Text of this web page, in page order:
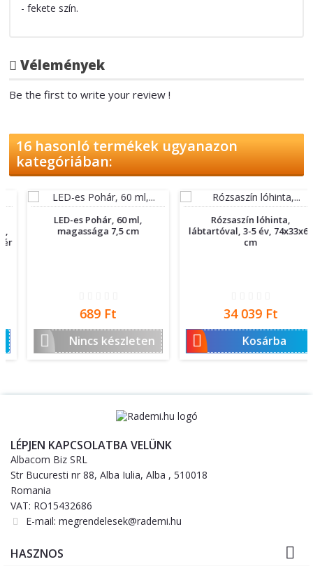
- fekete szín.
Vélemények
Be the first to write your review !
16 hasonló termékek ugyanazon
kategóriában:
LED-es Pohár, 60 ml,
magassága 7,5 cm
689 Ft
Nincs készleten
Rózsaszín lóhinta,
lábtartóval, 3-5 év, 74x33x62
34 039 Ft
Kosárba
LÉPJEN KAPCSOLATBA VELÜNK
Albacom Biz SRL
Str Bucuresti nr 88, Alba Iulia, Alba , 510018
Romania
VAT: RO15432686
E-mail: megrendelesek@rademi.hu
HASZNOS 